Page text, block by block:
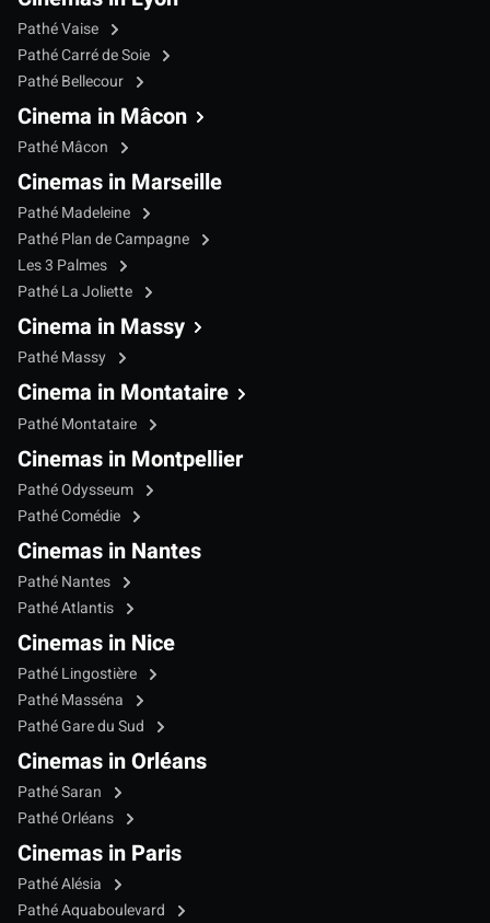
Pathé Vaise
Pathé Carré de Soie
Pathé Bellecour
Cinema in Mâcon
Pathé Mâcon
Cinemas in Marseille
Pathé Madeleine
Pathé Plan de Campagne
Les 3 Palmes
Pathé La Joliette
Cinema in Massy
Pathé Massy
Cinema in Montataire
Pathé Montataire
Cinemas in Montpellier
Pathé Odysseum
Pathé Comédie
Cinemas in Nantes
Pathé Nantes
Pathé Atlantis
Cinemas in Nice
Pathé Lingostière
Pathé Masséna
Pathé Gare du Sud
Cinemas in Orléans
Pathé Saran
Pathé Orléans
Cinemas in Paris
Pathé Alésia
Pathé Aquaboulevard